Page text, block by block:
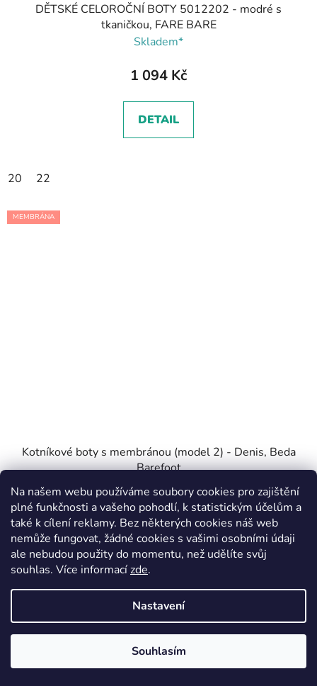
Na našem webu používáme soubory cookies pro zajištění
plné funkčnosti a vašeho pohodlí, k statistickým účelům a
také k cílení reklamy. Bez některých cookies náš web
nemůže fungovat, žádné cookies s vašimi osobními údaji
ale nebudou použity do momentu, než udělíte svůj
souhlas. Více informacízde.
Nastavení
Souhlasím
DĚTSKÉ CELOROČNÍ BOTY 5012202 - modré s
tkaničkou, FARE BARE
Skladem*
1 094 Kč
DETAIL
20 22
MEMBRÁNA
Kotníkové boty s membránou (model 2) - Denis, Beda
Barefoot
Skladem*
od1 439 Kč
DETAIL
20 21 22 25 29 31 33 34 35